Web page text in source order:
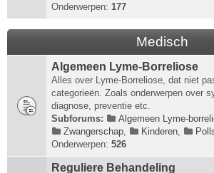
Onderwerpen: 177
Medisch
Algemeen Lyme-Borreliose
Alles over Lyme-Borreliose, dat niet
categorieën. Zoals onderwerpen over
diagnose, preventie etc.
Subforums:
Algemeen Lyme-
Zwangerschap, Kinderen,
Onderwerpen: 526
Reguliere Behandeling